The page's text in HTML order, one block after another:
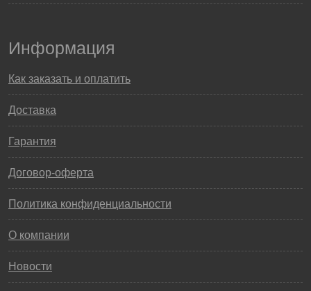
Информация
Как заказать и оплатить
Доставка
Гарантия
Договор-оферта
Политика конфиденциальности
О компании
Новости